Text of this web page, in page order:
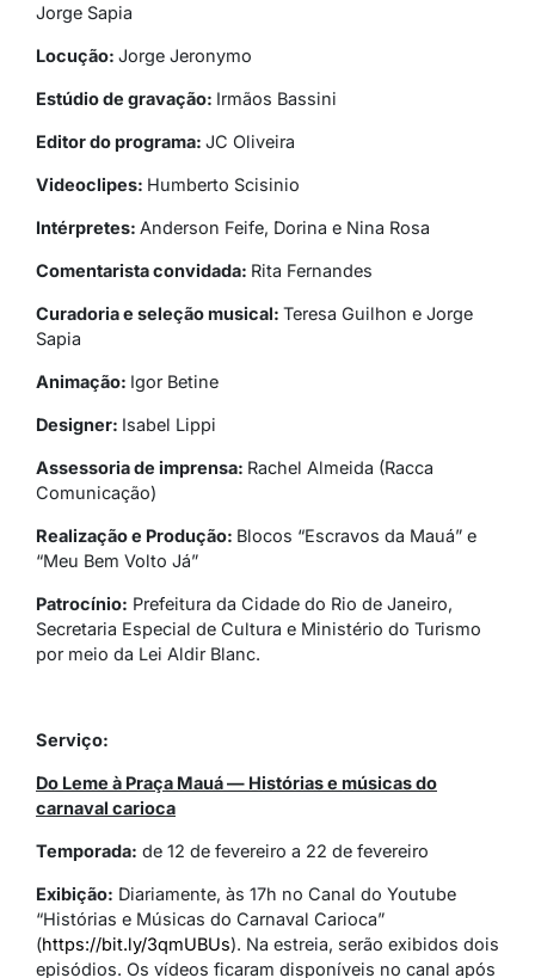
Jorge Sapia
Locução: Jorge Jeronymo
Estúdio de gravação: Irmãos Bassini
Editor do programa: JC Oliveira
Videoclipes: Humberto Scisinio
Intérpretes: Anderson Feife, Dorina e Nina Rosa
Comentarista convidada: Rita Fernandes
Curadoria e seleção musical: Teresa Guilhon e Jorge
Sapia
Animação: Igor Betine
Designer: Isabel Lippi
Assessoria de imprensa: Rachel Almeida (Racca
Comunicação)
Realização e Produção: Blocos “Escravos da Mauá” e
“Meu Bem Volto Já”
Patrocínio: Prefeitura da Cidade do Rio de Janeiro,
Secretaria Especial de Cultura e Ministério do Turismo
por meio da Lei Aldir Blanc.
Serviço:
Do Leme à Praça Mauá — Histórias e músicas do
carnaval carioca
Temporada: de 12 de fevereiro a 22 de fevereiro
Exibição: Diariamente, às 17h no Canal do Youtube
“Histórias e Músicas do Carnaval Carioca”
(https://bit.ly/3qmUBUs). Na estreia, serão exibidos dois
episódios. Os vídeos ficaram disponíveis no canal após